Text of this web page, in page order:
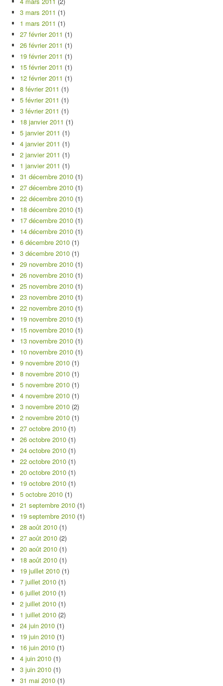
3 mars 2011 (1)
1 mars 2011 (1)
27 février 2011 (1)
26 février 2011 (1)
19 février 2011 (1)
15 février 2011 (1)
12 février 2011 (1)
8 février 2011 (1)
5 février 2011 (1)
3 février 2011 (1)
18 janvier 2011 (1)
5 janvier 2011 (1)
4 janvier 2011 (1)
2 janvier 2011 (1)
1 janvier 2011 (1)
31 décembre 2010 (1)
27 décembre 2010 (1)
22 décembre 2010 (1)
18 décembre 2010 (1)
17 décembre 2010 (1)
14 décembre 2010 (1)
6 décembre 2010 (1)
3 décembre 2010 (1)
29 novembre 2010 (1)
26 novembre 2010 (1)
25 novembre 2010 (1)
23 novembre 2010 (1)
22 novembre 2010 (1)
19 novembre 2010 (1)
15 novembre 2010 (1)
13 novembre 2010 (1)
10 novembre 2010 (1)
9 novembre 2010 (1)
8 novembre 2010 (1)
5 novembre 2010 (1)
4 novembre 2010 (1)
3 novembre 2010 (2)
2 novembre 2010 (1)
27 octobre 2010 (1)
26 octobre 2010 (1)
24 octobre 2010 (1)
22 octobre 2010 (1)
20 octobre 2010 (1)
19 octobre 2010 (1)
5 octobre 2010 (1)
21 septembre 2010 (1)
19 septembre 2010 (1)
28 août 2010 (1)
27 août 2010 (2)
20 août 2010 (1)
18 août 2010 (1)
19 juillet 2010 (1)
7 juillet 2010 (1)
6 juillet 2010 (1)
2 juillet 2010 (1)
1 juillet 2010 (2)
24 juin 2010 (1)
19 juin 2010 (1)
16 juin 2010 (1)
4 juin 2010 (1)
3 juin 2010 (1)
31 mai 2010 (1)